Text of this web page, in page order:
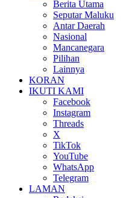
Berita Utama
Seputar Maluku
Antar Daerah
Nasional
Mancanegara
Pilihan
Lainnya
KORAN
IKUTI KAMI
Facebook
Instagram
Threads
X
TikTok
YouTube
WhatsApp
Telegram
LAMAN